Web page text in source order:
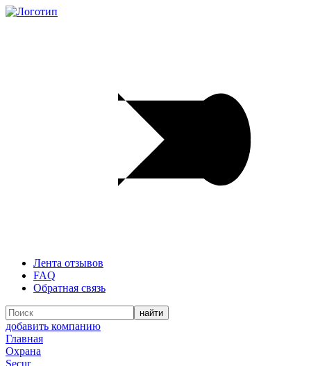
Лента отзывов
FAQ
Обратная связь
добавить компанию
Главная
Охрана
Secur